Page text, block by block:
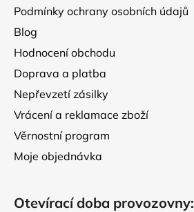
Podmínky ochrany osobních údajů
Blog
Hodnocení obchodu
Doprava a platba
Nepřevzetí zásilky
Vrácení a reklamace zboží
Věrnostní program
Moje objednávka
Otevírací doba provozovny: